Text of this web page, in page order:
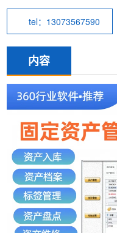
tel：13073567590
内容